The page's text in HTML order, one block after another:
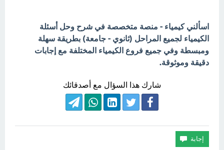
اسألني كيمياء - منصة متخصصة في شرح وحل أسئلة
الكيمياء لجميع المراحل (ثانوي - جامعة) بطريقة سهلة
ومبسطة وفي جميع فروع الكيمياء المختلفة مع إجابات
دقيقة وموثوقة.
شارك هذا السؤال مع أصدقائك